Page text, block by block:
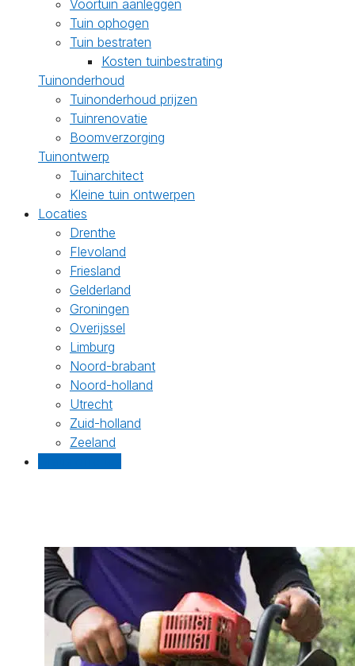
Voortuin aanleggen
Tuin ophogen
Tuin bestraten
Kosten tuinbestrating
Tuinonderhoud
Tuinonderhoud prijzen
Tuinrenovatie
Boomverzorging
Tuinontwerp
Tuinarchitect
Kleine tuin ontwerpen
Locaties
Drenthe
Flevoland
Friesland
Gelderland
Groningen
Overijssel
Limburg
Noord-brabant
Noord-holland
Utrecht
Zuid-holland
Zeeland